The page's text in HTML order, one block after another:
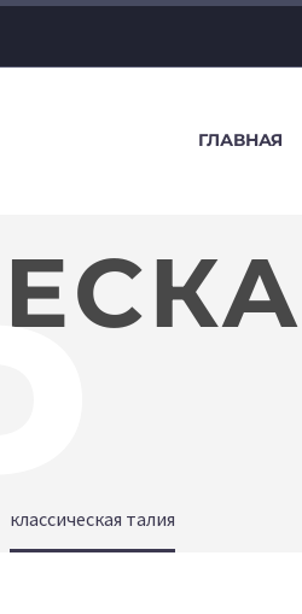
ГЛАВНАЯ
классическая талия